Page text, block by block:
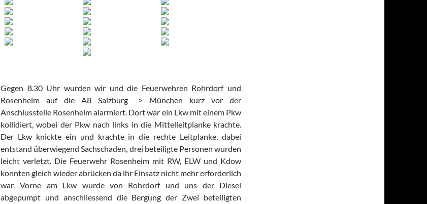
Gegen 8.30 Uhr wurden wir und die Feuerwehren Rohrdorf und
Rosenheim auf die A8 Salzburg -> München kurz vor der
Anschlusstelle Rosenheim alarmiert. Dort war ein Lkw mit einem Pkw
kollidiert, wobei der Pkw nach links in die Mittelleitplanke krachte.
Der Lkw knickte ein und krachte in die rechte Leitplanke, dabei
entstand überwiegend Sachschaden, drei beteiligte Personen wurden
leicht verletzt. Die Feuerwehr Rosenheim mit RW, ELW und Kdow
konnten gleich wieder abrücken da ihr Einsatz nicht mehr erforderlich
war. Vorne am Lkw wurde von Rohrdorf und uns der Diesel
abgepumpt und anschliessend die Bergung der Zwei beteiligten